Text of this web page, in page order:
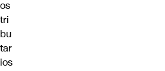
os
tri
bu
tar
ios